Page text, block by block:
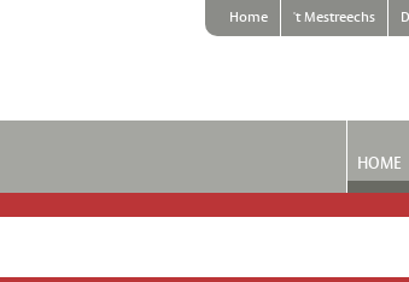
Home 't Mestreechs
HOME